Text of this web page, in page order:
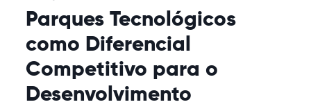
Parques Tecnológicos
como Diferencial
Competitivo para o
Desenvolvimento